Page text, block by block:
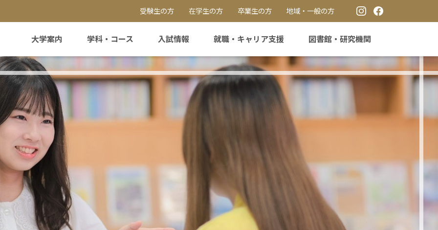
受験生の方 在学生の方 卒業生の方 地域・一般の方
大学案内 学科・コース 入試情報 就職・キャリア支援 図書館・研究機関